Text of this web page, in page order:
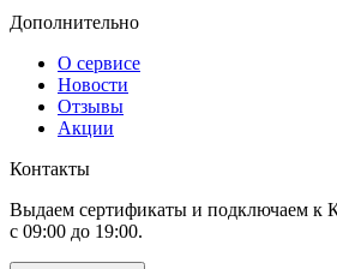
Дополнительно
О сервисе
Новости
Отзывы
Акции
Контакты
Выдаем сертификаты и подключаем к
с 09:00 до 19:00.